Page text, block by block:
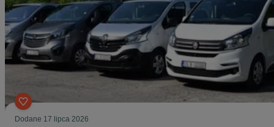
Dodane 17 lipca 2026